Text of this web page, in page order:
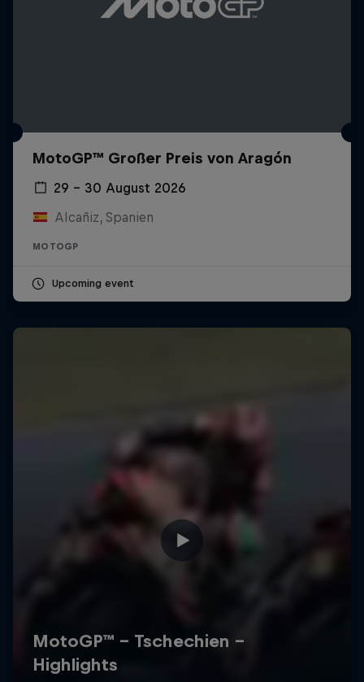
MotoGP™ Großer Preis von Aragón
29 – 30 August 2026
Alcañiz, Spanien
MOTOGP
Upcoming event